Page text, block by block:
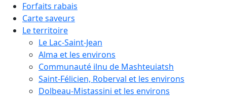
Forfaits rabais
Carte saveurs
Le territoire
Le Lac-Saint-Jean
Alma et les environs
Communauté ilnu de Mashteuiatsh
Saint-Félicien, Roberval et les environs
Dolbeau-Mistassini et les environs